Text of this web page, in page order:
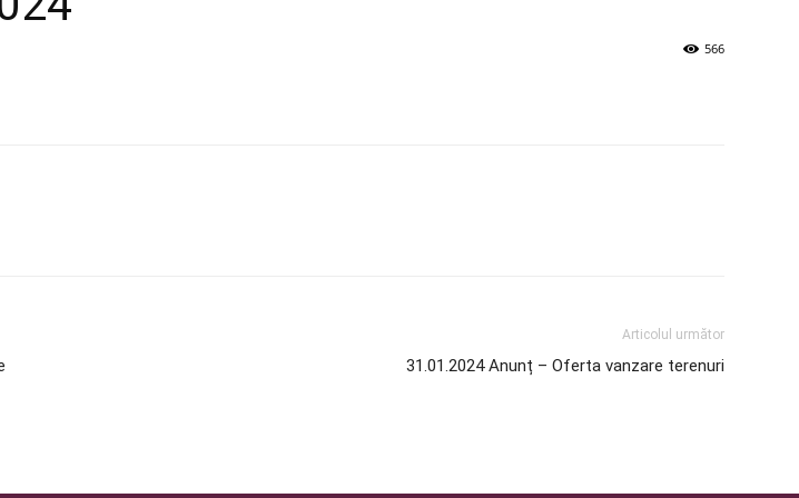
566
Articolul următor
31.01.2024 Anunț – Oferta vanzare terenuri